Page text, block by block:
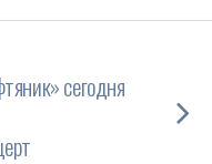
сегодня